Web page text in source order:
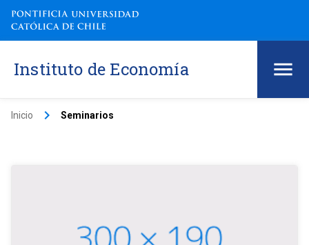
Instituto de Economía
Inicio keyboard_arrow_right Seminarios